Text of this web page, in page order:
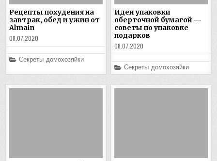
Рецепты похудения на
завтрак, обед и ужин от
Almain
08.07.2020
Posted
Секреты домохозяйки
Идеи упаковки
оберточной бумагой —
советы по упаковке
подарков
08.07.2020
Posted
in
Секреты домохозяйки